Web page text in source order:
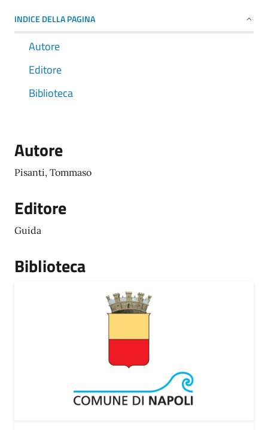
INDICE DELLA PAGINA
Autore
Editore
Biblioteca
Autore
Pisanti, Tommaso
Editore
Guida
Biblioteca